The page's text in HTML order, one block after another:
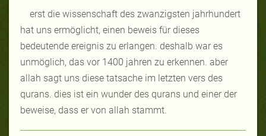
erst die wissenschaft des zwanzigsten jahrhundert
hat uns ermöglicht, einen beweis für dieses
bedeutende ereignis zu erlangen. deshalb war es
unmöglich, das vor 1400 jahren zu erkennen. aber
allah sagt uns diese tatsache im letzten vers des
qurans. dies ist ein wunder des qurans und einer der
beweise, dass er von allah stammt.